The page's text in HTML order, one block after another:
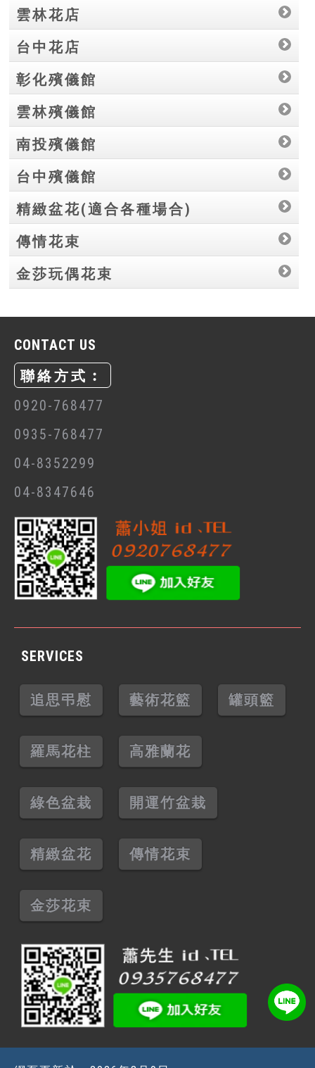
雲林花店
台中花店
彰化殯儀館
雲林殯儀館
南投殯儀館
台中殯儀館
精緻盆花(適合各種場合)
傳情花束
金莎玩偶花束
CONTACT US
聯絡方式︰
0920-768477
0935-768477
04-8352299
04-8347646
SERVICES
追思弔慰 藝術花籃 罐頭籃
羅馬花柱 高雅蘭花
綠色盆栽 開運竹盆栽
精緻盆花 傳情花束
金莎花束